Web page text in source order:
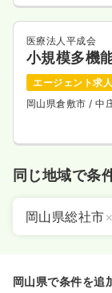
医療法人平成会
小規模多機
エージェント求人
岡山県倉敷市 / 中
同じ地域で条
岡山県総社市
岡山県で条件を追